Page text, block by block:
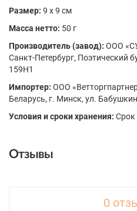
Размер: 9 x 9 см
Масса нетто: 50 г
Производитель (завод): ООО
Санкт-Петербург, Поэтический
159H1
Импортер: ООО
Беларусь, г. Минск, ул.
Условия и сроки хранения: Срок
Отзывы
0